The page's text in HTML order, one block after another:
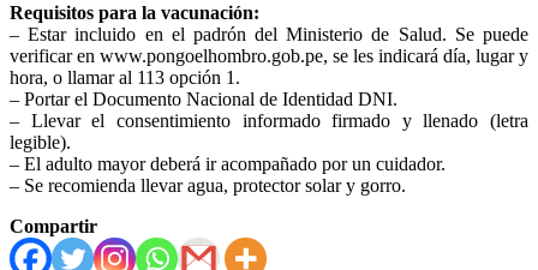
Requisitos para la vacunación:
– Estar incluido en el padrón del Ministerio de Salud. Se puede
verificar en www.pongoelhombro.gob.pe, se les indicará día, lugar y
hora, o llamar al 113 opción 1.
– Portar el Documento Nacional de Identidad DNI.
– Llevar el consentimiento informado firmado y llenado (letra
legible).
– El adulto mayor deberá ir acompañado por un cuidador.
– Se recomienda llevar agua, protector solar y gorro.
Compartir